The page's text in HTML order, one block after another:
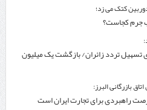
کتک می زد؛
جرم کجاست؟
تسهیل تردد زائران/ بازگشت یک میلیون
بازرگانی البرز:
راهبردی برای تجارت ایران است